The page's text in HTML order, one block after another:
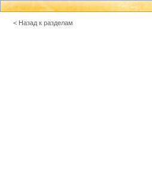
< Назад к разделам